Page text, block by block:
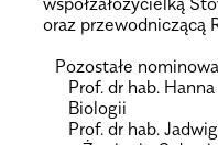
oraz prze­wod­ni­czącą
Pozo­stałe
Prof. dr hab.
Bio­lo­gii
Prof. dr hab.